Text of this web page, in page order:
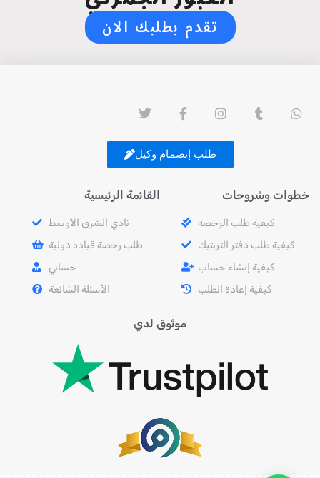
تقدم بطلبك الان
طلب إنضمام وكيل
القائمة الرئيسية
نادي الشرق الأوسط
طلب رخصة قيادة دولية
حسابي
الأسئلة الشائعة
خطوات وشروحات
كيفية طلب الرخصة
كيفية طلب دفتر التربتيك
كيفية إنشاء حساب
كيفية إعادة الطلب
موثوق لدي